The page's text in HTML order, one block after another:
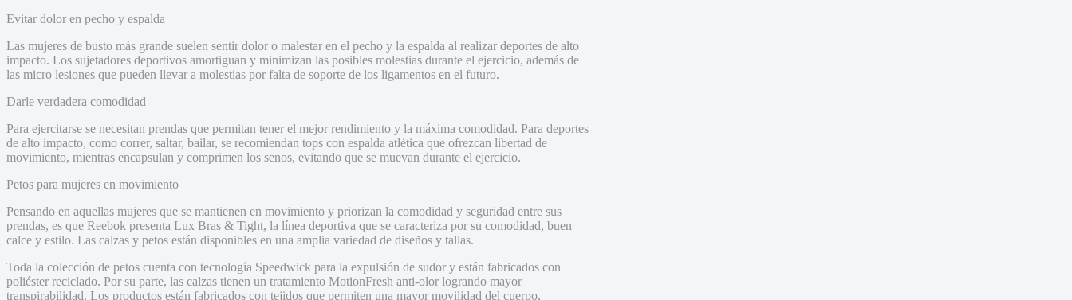
Evitar dolor en pecho y espalda
Las mujeres de busto más grande suelen sentir dolor o malestar en el pecho y la espalda al realizar deportes de alto
impacto. Los sujetadores deportivos amortiguan y minimizan las posibles molestias durante el ejercicio, además de
las micro lesiones que pueden llevar a molestias por falta de soporte de los ligamentos en el futuro.
Darle verdadera comodidad
Para ejercitarse se necesitan prendas que permitan tener el mejor rendimiento y la máxima comodidad. Para deportes
de alto impacto, como correr, saltar, bailar, se recomiendan tops con espalda atlética que ofrezcan libertad de
movimiento, mientras encapsulan y comprimen los senos, evitando que se muevan durante el ejercicio.
Petos para mujeres en movimiento
Pensando en aquellas mujeres que se mantienen en movimiento y priorizan la comodidad y seguridad entre sus
prendas, es que Reebok presenta Lux Bras & Tight, la línea deportiva que se caracteriza por su comodidad, buen
calce y estilo. Las calzas y petos están disponibles en una amplia variedad de diseños y tallas.
Toda la colección de petos cuenta con tecnología Speedwick para la expulsión de sudor y están fabricados con
poliéster reciclado. Por su parte, las calzas tienen un tratamiento MotionFresh anti-olor logrando mayor
transpirabilidad. Los productos están fabricados con tejidos que permiten una mayor movilidad del cuerpo,